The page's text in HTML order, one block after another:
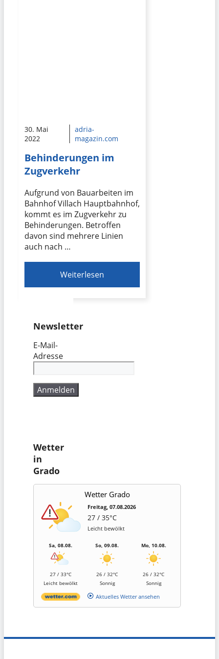
30. Mai
2022
adria-
magazin.com
Behinderungen im
Zugverkehr
Aufgrund von Bauarbeiten im
Bahnhof Villach Hauptbahnhof,
kommt es im Zugverkehr zu
Behinderungen. Betroffen
davon sind mehrere Linien
auch nach …
Weiterlesen
Newsletter
E-Mail-
Adresse
Wetter
in
Grado
Wetter Grado
Freitag, 07.08.2026
27 / 35°C
Leicht bewölkt
Sa, 08.08.
27 / 33°C
Leicht bewölkt
So, 09.08.
26 / 32°C
Sonnig
Mo, 10.08.
26 / 32°C
Sonnig
Aktuelles Wetter ansehen